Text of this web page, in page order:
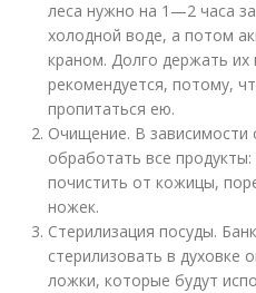
леса нужно на 1—2 часа
холодной воде, а потом
краном. Долго держать их
рекомендуется, потому,
пропитаться ею.
Очищение. В зависимости
обработать все
почистить от кожицы,
ножек.
Стерилизация посуды.
стерилизовать в духовке
ложки, которые будут